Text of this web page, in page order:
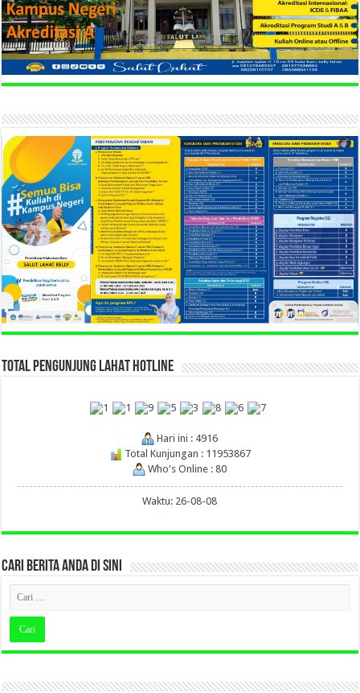
TOTAL PENGUNJUNG LAHAT HOTLINE
Hari ini : 4916
Total Kunjungan : 11953867
Who's Online : 80
Waktu: 26-08-08
CARI BERITA ANDA DI SINI